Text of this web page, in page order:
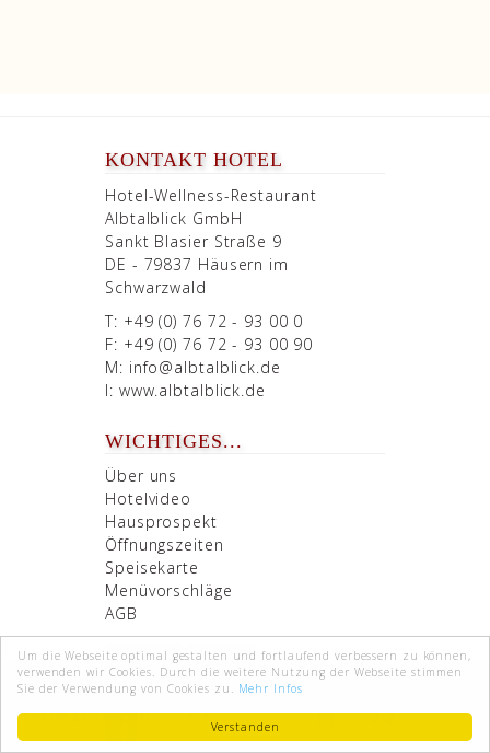
Verstanden
Um die Webseite optimal gestalten und fortlaufend verbessern zu können,
verwenden wir Cookies. Durch die weitere Nutzung der Webseite stimmen
Sie der Verwendung von Cookies zu. Mehr Infos
KONTAKT HOTEL
Hotel-Wellness-Restaurant
Albtalblick GmbH
Sankt Blasier Straße 9
DE - 79837 Häusern im
Schwarzwald
T: +49 (0) 76 72 - 93 00 0
F: +49 (0) 76 72 - 93 00 90
M: info@albtalblick.de
I: www.albtalblick.de
WICHTIGES...
Über uns
Hotelvideo
Hausprospekt
Öffnungszeiten
Speisekarte
Menüvorschläge
AGB
SOCIAL MEDIA
Online buchen
Anreise